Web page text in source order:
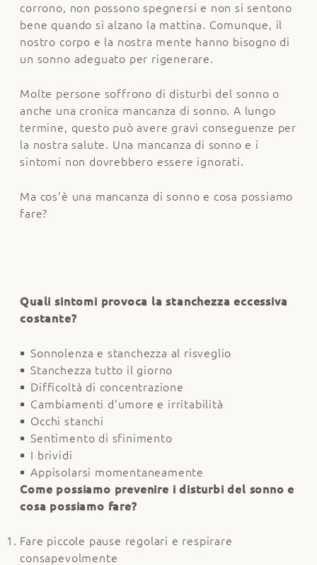
corrono, non possono spegnersi e non si sentono
bene quando si alzano la mattina. Comunque, il
nostro corpo e la nostra mente hanno bisogno di
un sonno adeguato per rigenerare.
Molte persone soffrono di disturbi del sonno o
anche una cronica mancanza di sonno. A lungo
termine, questo può avere gravi conseguenze per
la nostra salute. Una mancanza di sonno e i
sintomi non dovrebbero essere ignorati.
Ma cos’è una mancanza di sonno e cosa possiamo
fare?
Quali sintomi provoca la stanchezza eccessiva
costante?
Sonnolenza e stanchezza al risveglio
Stanchezza tutto il giorno
Difficoltà di concentrazione
Cambiamenti d’umore e irritabilità
Occhi stanchi
Sentimento di sfinimento
I brividi
Appisolarsi momentaneamente
Come possiamo prevenire i disturbi del sonno e
cosa possiamo fare?
Fare piccole pause regolari e respirare
consapevolmente